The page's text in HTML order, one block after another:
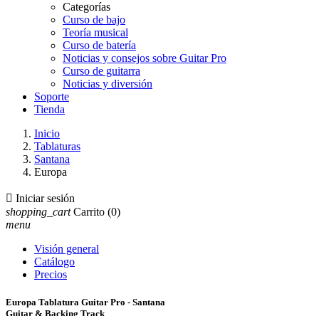
Categorías
Curso de bajo
Teoría musical
Curso de batería
Noticias y consejos sobre Guitar Pro
Curso de guitarra
Noticias y diversión
Soporte
Tienda
Inicio
Tablaturas
Santana
Europa
 Iniciar sesión
shopping_cart Carrito (0)
menu
Visión general
Catálogo
Precios
Europa Tablatura Guitar Pro - Santana
Guitar & Backing Track